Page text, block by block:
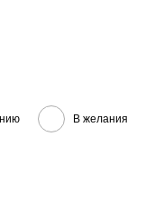
В желания